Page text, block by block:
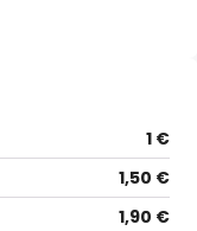
1 €
1,50 €
1,90 €